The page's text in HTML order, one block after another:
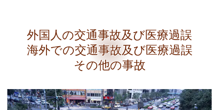
外国人の交通事故及び医療過誤
海外での交通事故及び医療過誤
その他の事故